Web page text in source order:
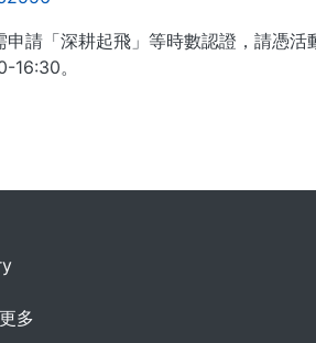
請「深耕起飛」等時數認證，請憑活
16:30。
更多